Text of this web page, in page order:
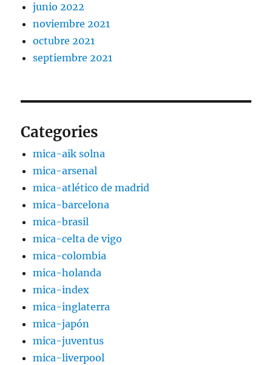
junio 2022
noviembre 2021
octubre 2021
septiembre 2021
Categories
mica-aik solna
mica-arsenal
mica-atlético de madrid
mica-barcelona
mica-brasil
mica-celta de vigo
mica-colombia
mica-holanda
mica-index
mica-inglaterra
mica-japón
mica-juventus
mica-liverpool